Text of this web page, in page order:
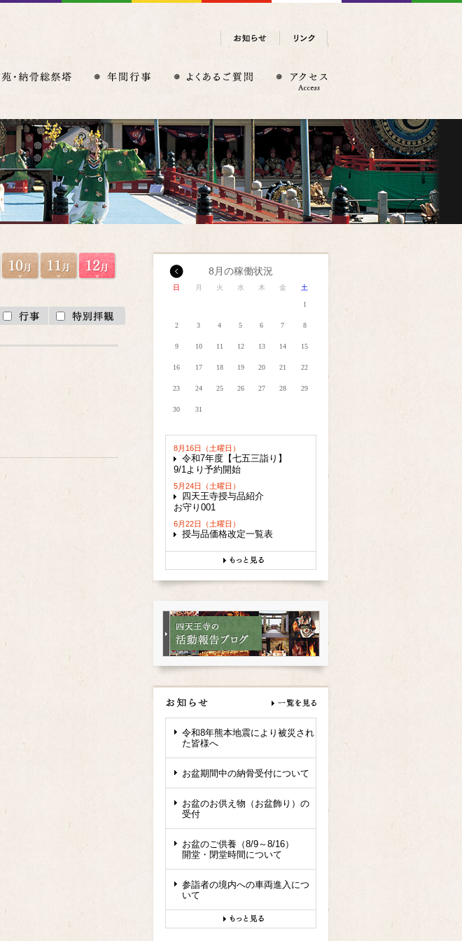
8月の稼働状況
日 月 火 水 木 金 土
1
2 3 4 5 6 7 8
9 10 11 12 13 14 15
16 17 18 19 20 21 22
23 24 25 26 27 28 29
30 31
8月16日（土曜日）
令和7年度【七五三詣り】
9/1より予約開始
5月24日（土曜日）
四天王寺授与品紹介
お守り001
6月22日（土曜日）
授与品価格改定一覧表
令和8年熊本地震により被災され
た皆様へ
お盆期間中の納骨受付について
お盆のお供え物（お盆飾り）の
受付
お盆のご供養（8/9～8/16）
開堂・閉堂時間について
参詣者の境内への車両進入につ
いて